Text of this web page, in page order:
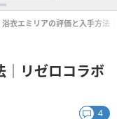
浴衣エミリアの評価と入手方法
｜リゼロコラボ
4